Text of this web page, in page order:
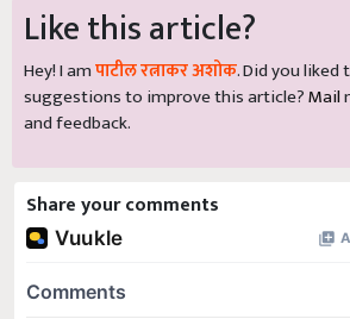
Like this article?
Hey! I amपाटील रत्नाकर अशोक. Did you
suggestions to improve this article?Mail
and feedback.
Share your comments